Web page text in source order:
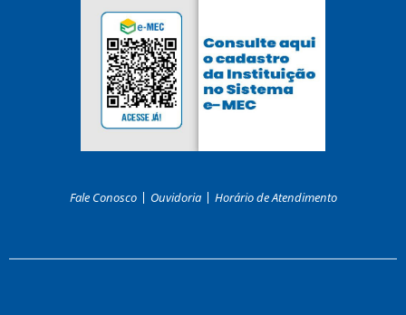
Fale Conosco Ouvidoria Horário de Atendimento